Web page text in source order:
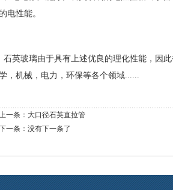
电性能。
英玻璃由于具有上述优良的理化性能，因
，机械，电力，环保等各个领域......
一条： 大口径石英直拉管
一条：没有下一条了